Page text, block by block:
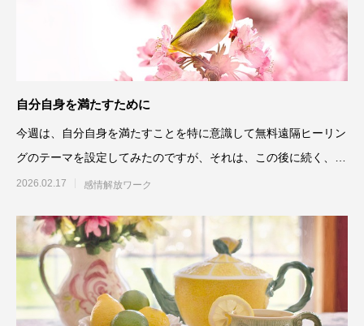
自分自身を満たすために
今週は、自分自身を満たすことを特に意識して無料遠隔ヒーリン
グのテーマを設定してみたのですが、それは、この後に続く、自
分から豊かさや
2026.02.17 感情解放ワーク